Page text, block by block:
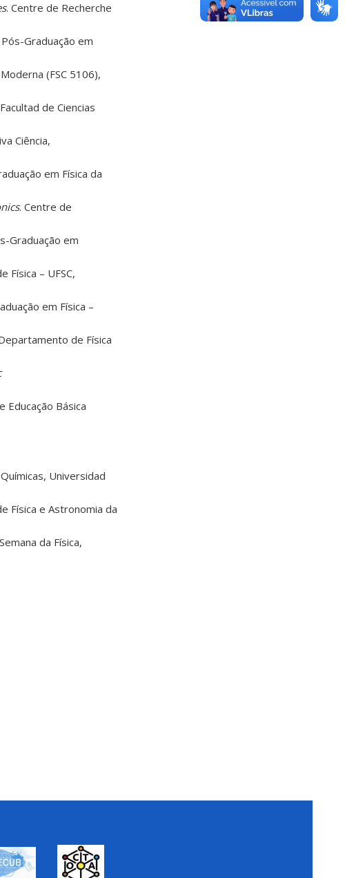
. Centre de Recherche
Graduação em
(FSC 5106),
Facultad de Ciencias
Ciência,
em Física da
. Centre de
Graduação em
Física – UFSC,
em Física –
de Física
Educação Básica
Universidad
Física e Astronomia da
da Física,